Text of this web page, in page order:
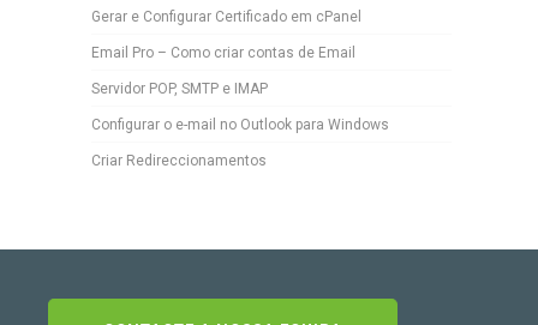
Gerar e Configurar Certificado em cPanel
Email Pro – Como criar contas de Email
Servidor POP, SMTP e IMAP
Configurar o e-mail no Outlook para Windows
Criar Redireccionamentos